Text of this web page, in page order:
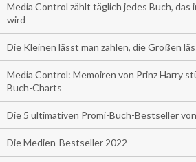
Media Control zählt täglich jedes Buch, das
wird
Die Kleinen lässt man zahlen, die Großen
Media Control: Memoiren von Prinz Harry
Buch-Charts
Die 5 ultimativen Promi-Buch-Bestseller
Die Medien-Bestseller 2022